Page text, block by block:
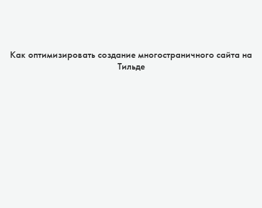
Как оптимизировать создание многостраничного сайта на
Тильде